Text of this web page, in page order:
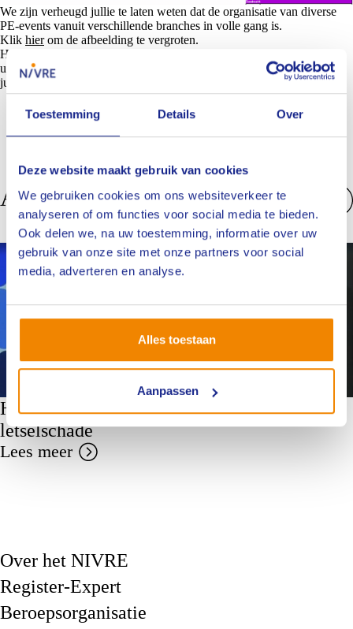
Toestemming Details Over
Deze website maakt gebruik van cookies
We gebruiken cookies om ons websiteverkeer te
analyseren of om functies voor social media te bieden.
Ook delen we, na uw toestemming, informatie over uw
gebruik van onze site met onze partners voor social
media, adverteren en analyse.
Alles toestaan
Aanpassen
We zijn verheugd jullie te laten weten dat de organisatie van diverse
PE-events vanuit verschillende branches in volle gang is.
Klik hierom de afbeelding te vergroten.
Houd onze
updates over specifieke data en details. We kunnen niet wachten om
jullie te verwelkomen op deze inspirerende en leerzame evenementen!
Anderen bekeken ook
Bekijk alles
Nieuws
Hier gaat het te weinig over: Cowboys in de
letselschade
Lees meer
Over het NIVRE
Register-Expert
Beroepsorganisatie